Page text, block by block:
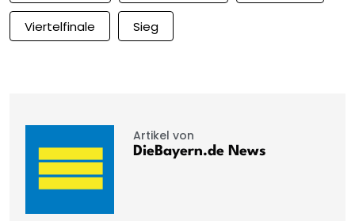
Viertelfinale Sieg
Artikel von
DieBayern.de News